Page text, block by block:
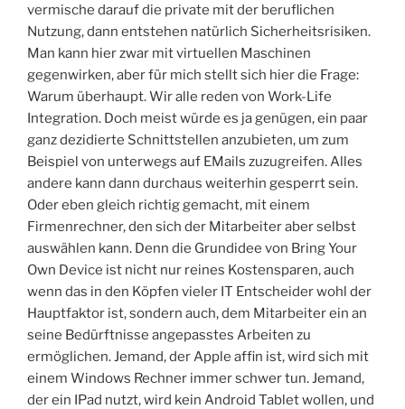
vermische darauf die private mit der beruflichen
Nutzung, dann entstehen natürlich Sicherheitsrisiken.
Man kann hier zwar mit virtuellen Maschinen
gegenwirken, aber für mich stellt sich hier die Frage:
Warum überhaupt. Wir alle reden von Work-Life
Integration. Doch meist würde es ja genügen, ein paar
ganz dezidierte Schnittstellen anzubieten, um zum
Beispiel von unterwegs auf EMails zuzugreifen. Alles
andere kann dann durchaus weiterhin gesperrt sein.
Oder eben gleich richtig gemacht, mit einem
Firmenrechner, den sich der Mitarbeiter aber selbst
auswählen kann. Denn die Grundidee von Bring Your
Own Device ist nicht nur reines Kostensparen, auch
wenn das in den Köpfen vieler IT Entscheider wohl der
Hauptfaktor ist, sondern auch, dem Mitarbeiter ein an
seine Bedürftnisse angepasstes Arbeiten zu
ermöglichen. Jemand, der Apple affin ist, wird sich mit
einem Windows Rechner immer schwer tun. Jemand,
der ein IPad nutzt, wird kein Android Tablet wollen, und